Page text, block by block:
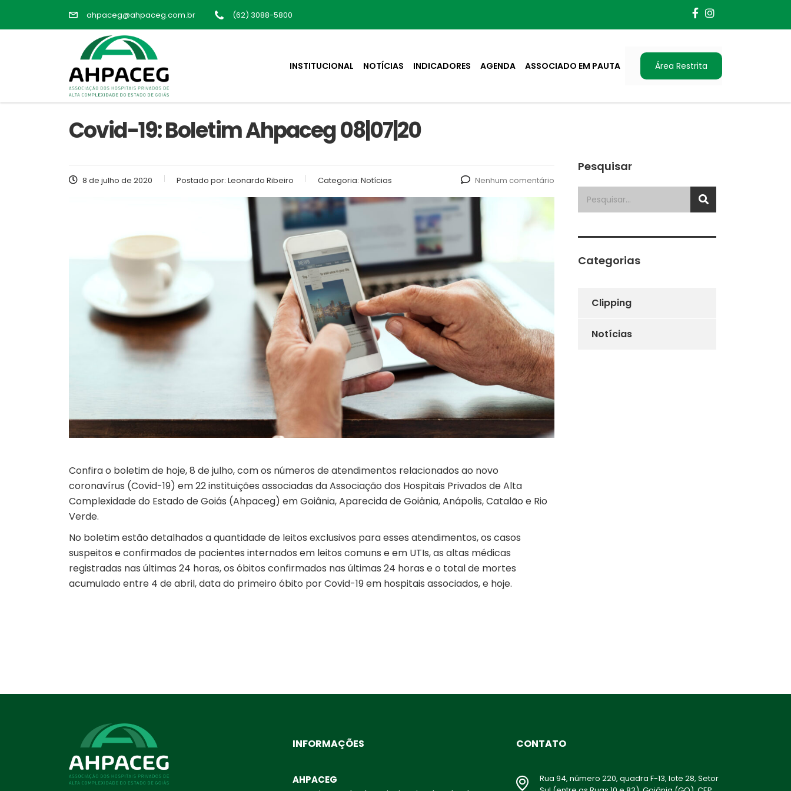
ahpaceg@ahpaceg.com.br (62) 3088-5800
INSTITUCIONAL NOTÍCIAS INDICADORES AGENDA ASSOCIADO EM PAUTA Área Restrita
Covid-19: Boletim Ahpaceg 08|07|20
8 de julho de 2020 Postado por: Leonardo Ribeiro Categoria: Notícias Nenhum comentário
Confira o boletim de hoje, 8 de julho, com os números de atendimentos relacionados ao novo
coronavírus (Covid-19) em 22 instituições associadas da Associação dos Hospitais Privados de Alta
Complexidade do Estado de Goiás (Ahpaceg) em Goiânia, Aparecida de Goiânia, Anápolis, Catalão e Rio
Verde.
No boletim estão detalhados a quantidade de leitos exclusivos para esses atendimentos, os casos
suspeitos e confirmados de pacientes internados em leitos comuns e em UTIs, as altas médicas
registradas nas últimas 24 horas, os óbitos confirmados nas últimas 24 horas e o total de mortes
acumulado entre 4 de abril, data do primeiro óbito por Covid-19 em hospitais associados, e hoje.
Pesquisar
Categorias
Clipping
Notícias
INFORMAÇÕES
AHPACEG
CONTATO
Rua 94, número 220, quadra F-13, lote 28, Setor